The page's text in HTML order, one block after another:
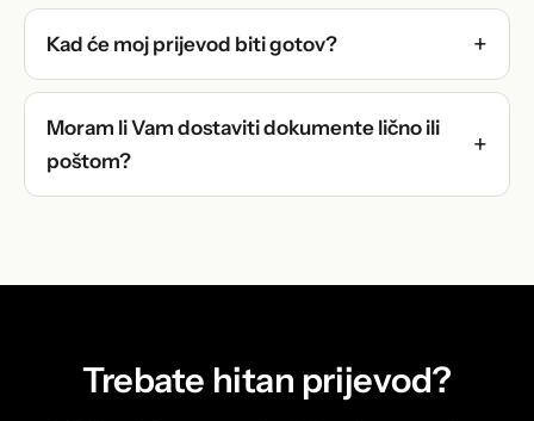
Kad će moj prijevod biti gotov?
Moram li Vam dostaviti dokumente lično ili
poštom?
Trebate hitan prijevod?